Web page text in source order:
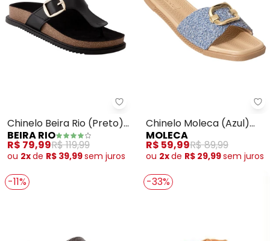
Beira Rio - Chinelo Beira Rio
Chinelo Beira Rio (Preto)
em Sintético
BEIRA RIO
R$ 79,99R$ 119,99
ou 2xde R$ 39,99sem juros
Chinelo Moleca (Azul)
com Bordado
MOLECA
R$ 59,99R$ 89,99
ou 2xde R$ 29,99sem juros
-11% -33%